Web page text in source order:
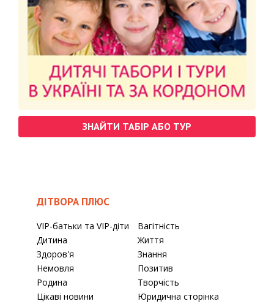
ЗНАЙТИ ТАБІР АБО ТУР
ДІТВОРА ПЛЮС
VIP-батьки та VIP-діти
Вагітність
Дитина
Життя
Здоров'я
Знання
Немовля
Позитив
Родина
Творчість
Цікаві новини
Юридична сторінка